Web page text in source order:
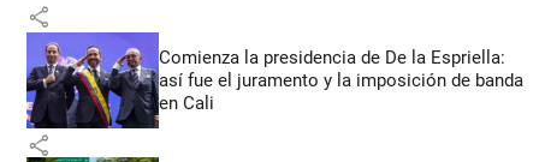
share
Comienza la presidencia de De la Espriella:
así fue el juramento y la imposición de banda
en Cali
share